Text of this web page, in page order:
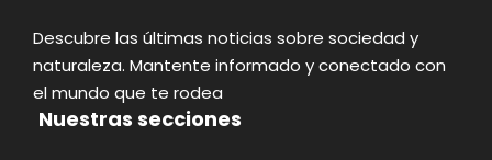
Descubre las últimas noticias sobre sociedad y
naturaleza. Mantente informado y conectado con
el mundo que te rodea
Nuestras secciones